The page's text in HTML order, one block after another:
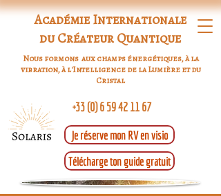
Académie Internationale
du Créateur Quantique
+33 (0) 6 59 42 11 67
Nous formons aux champs énergétiques, à la
vibration, à l'Intelligence de la Lumière et du
Cristal
Je réserve mon RV en visio
Télécharge ton guide gratuit